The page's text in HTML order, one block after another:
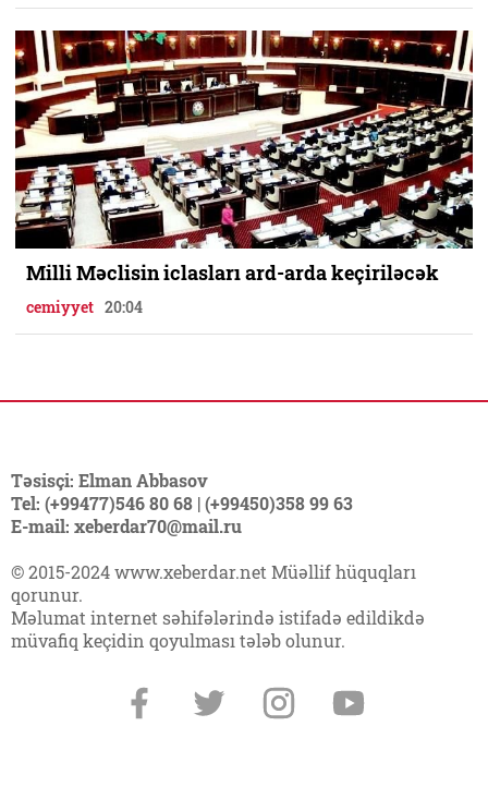
Milli Məclisin iclasları ard-arda keçiriləcək
cemiyyet 20:04
Təsisçi: Elman Abbasov
Tel: (+99477)546 80 68 | (+99450)358 99 63
E-mail: xeberdar70@mail.ru
© 2015-2024 www.xeberdar.net Müəllif hüquqları
qorunur.
Məlumat internet səhifələrində istifadə edildikdə
müvafiq keçidin qoyulması tələb olunur.